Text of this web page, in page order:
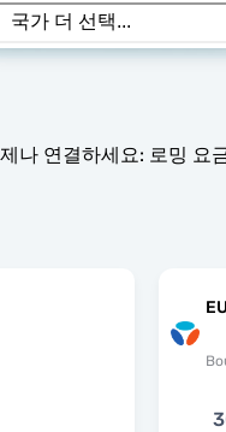
나 연결하세요: 로밍 요